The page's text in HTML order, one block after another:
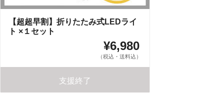
【超超早割】折りたたみ式LEDライ
ト ×１セット
¥6,980
（税込・送料込）
支援終了